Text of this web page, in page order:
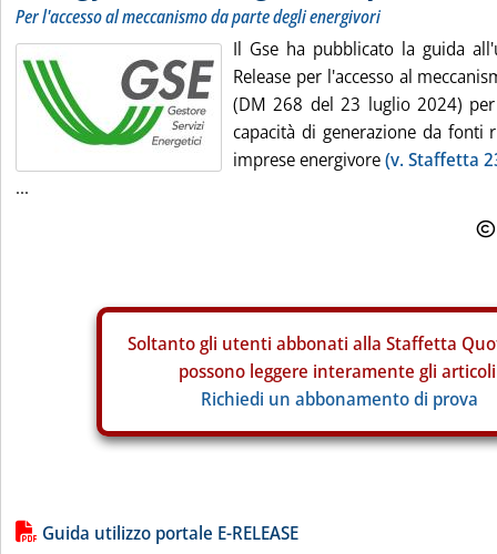
Per l'accesso al meccanismo da parte degli energivori
Il Gse ha pubblicato la guida
Release per l'accesso al
(DM 268 del 23 luglio 2024)
capacità di generazione da fonti
imprese energivore(v. Staffetta
...
Soltanto gli utenti abbonati alla Staffetta
possono leggere interamente gli
Richiedi un abbonamento di prova
Lista allegati PDF alla notizia
Guida utilizzo portale E-RELEASE